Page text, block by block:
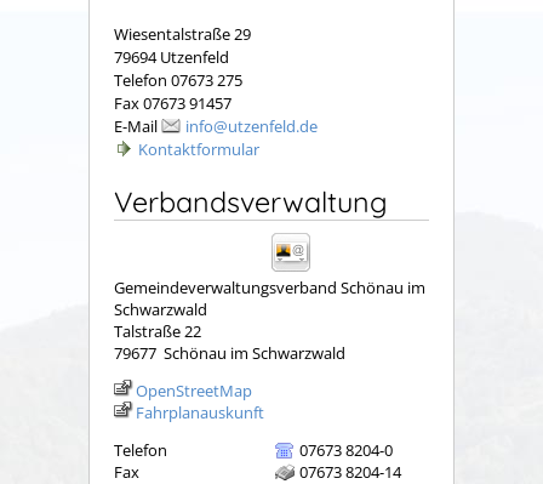
Wiesentalstraße 29
79694 Utzenfeld
Telefon 07673 275
Fax 07673 91457
E-Mail
info@utzenfeld.de
Kontaktformular
Verbandsverwaltung
Gemeindeverwaltungsverband Schönau im
Schwarzwald
Talstraße 22
79677 Schönau im Schwarzwald
OpenStreetMap
Fahrplanauskunft
Telefon
07673 8204-0
Fax
07673 8204-14